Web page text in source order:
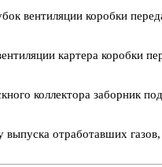
вентиляции коробки
картера коробки
коллектора заборник
выпуска отработавших